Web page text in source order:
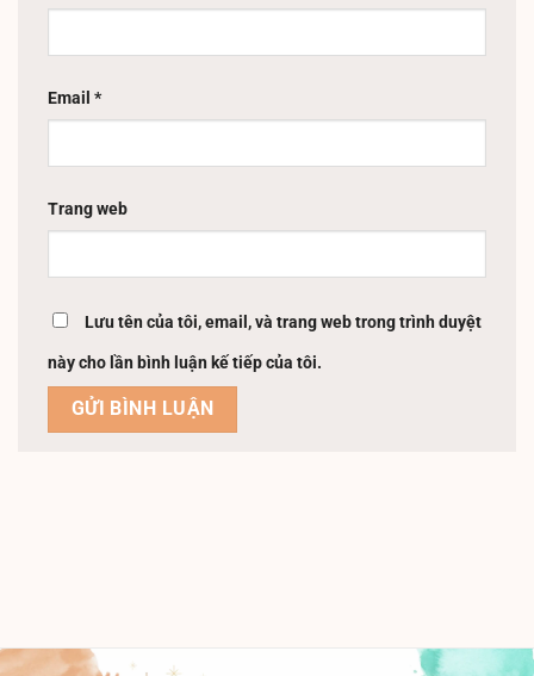
Email *
Trang web
Lưu tên của tôi, email, và trang web trong trình duyệt
này cho lần bình luận kế tiếp của tôi.